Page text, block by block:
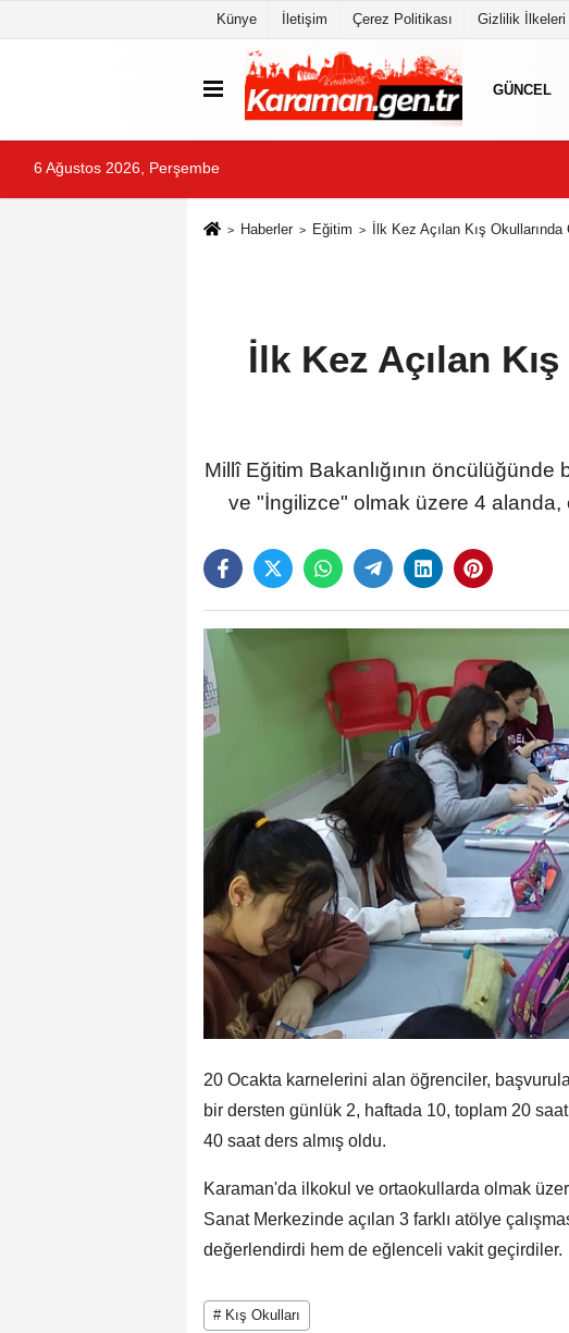
Künye İletişim Çerez Politikası Gizlilik İlkeleri
GÜNCEL
6 Ağustos 2026, Perşembe
Haberler Eğitim İlk Kez Açılan Kış
İlk Kez Açılan
Millî Eğitim Bakanlığının
ve "İngilizce" olmak üzere 4 alanda,
20 Ocakta karnelerini alan öğrenciler,
bir dersten günlük 2, haftada 10, toplam 20
40 saat ders almış oldu.
Karaman'da ilkokul ve ortaokullarda olmak
Sanat Merkezinde açılan 3 farklı atölye
değerlendirdi hem de eğlenceli vakit geçirdiler.
# Kış Okulları